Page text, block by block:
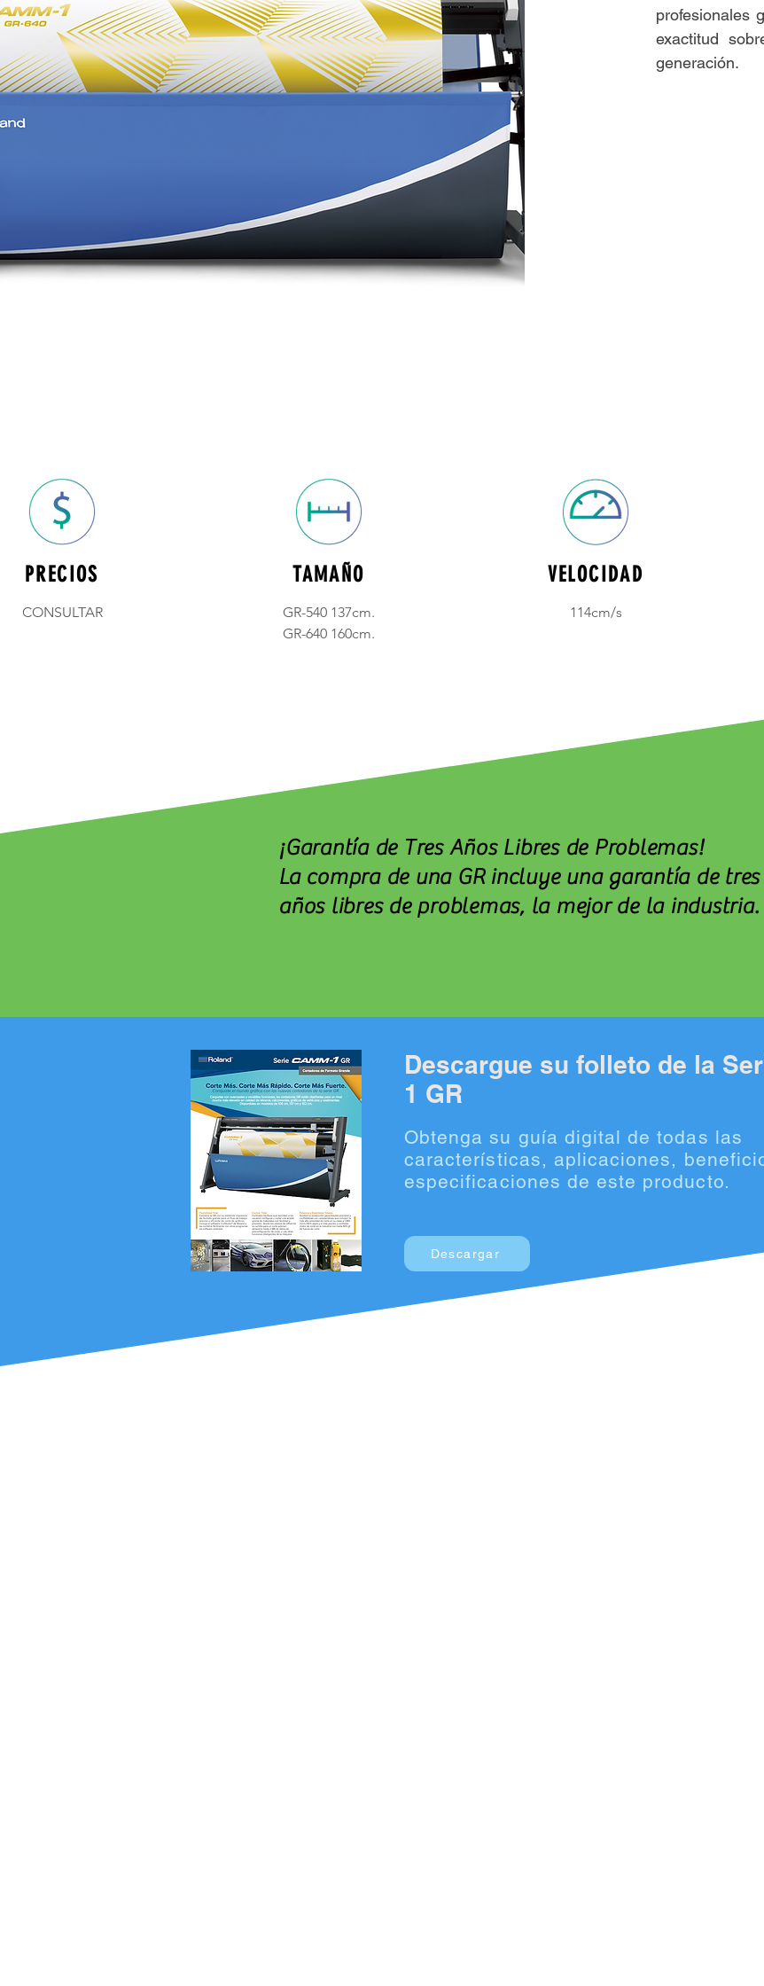
profesionales
exactitud
generación.
PRECIOS
CONSULTAR
TAMAÑO
GR-540 137cm.
GR-640 160cm.
VELOCIDAD
114cm/s
¡Garantía de Tres Años Libres de Problemas!
La compra de una GR incluye una garantía de tres
años libres de problemas, la mejor de la industria.
Obtenga su guía digital de todas las
características, aplicaciones,
especificaciones de este producto.
Descargue su folleto de la
1 GR
Descargar